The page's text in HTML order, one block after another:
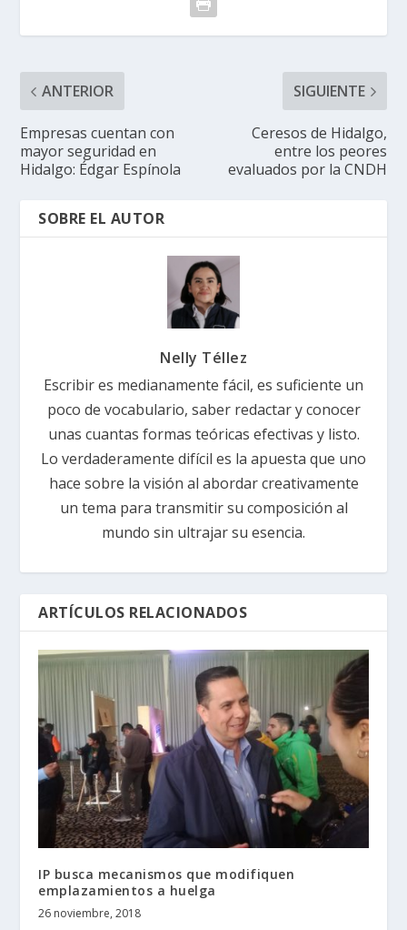
ANTERIOR
Empresas cuentan con
mayor seguridad en
Hidalgo: Édgar Espínola
SIGUIENTE
Ceresos de Hidalgo,
entre los peores
evaluados por la CNDH
SOBRE EL AUTOR
Nelly Téllez
Escribir es medianamente fácil, es suficiente un
poco de vocabulario, saber redactar y conocer
unas cuantas formas teóricas efectivas y listo.
Lo verdaderamente difícil es la apuesta que uno
hace sobre la visión al abordar creativamente
un tema para transmitir su composición al
mundo sin ultrajar su esencia.
ARTÍCULOS RELACIONADOS
IP busca mecanismos que modifiquen
emplazamientos a huelga
26 noviembre, 2018